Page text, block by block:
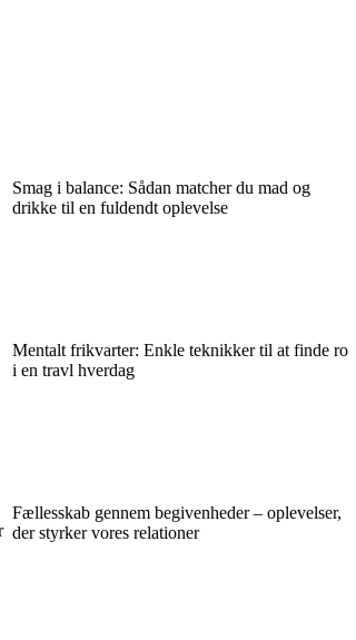
Smag i balance: Sådan matcher du mad og
drikke til en fuldendt oplevelse
Mentalt frikvarter: Enkle teknikker til at finde ro
i en travl hverdag
Fællesskab gennem begivenheder – oplevelser,
der styrker vores relationer